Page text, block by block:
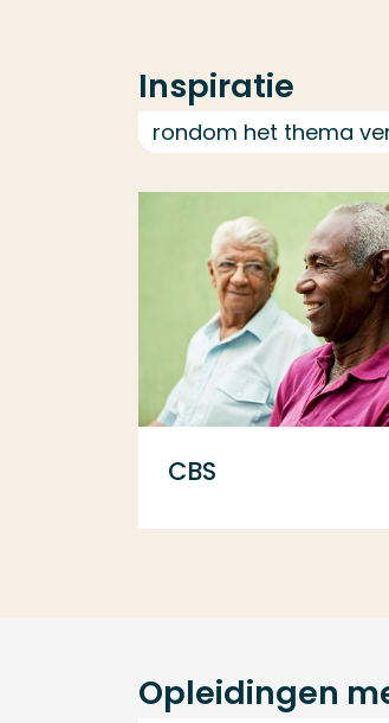
Inspiratie
rondom het thema
CBS
Opleidingen